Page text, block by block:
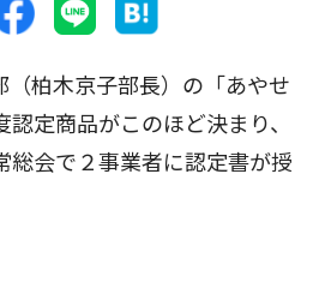
柏木京子部長）の「あやせ
定商品がこのほど決まり、
総会で２事業者に認定書が授